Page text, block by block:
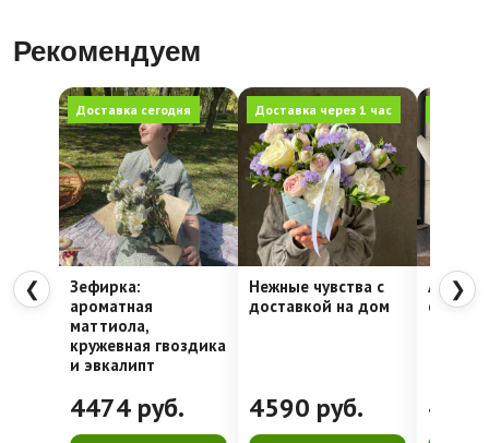
Рекомендуем
❮
Доставка сегодня
Зефирка:
ароматная
маттиола,
кружевная гвоздика
и эвкалипт
4474 руб.
Доставка через 1 час
Нежные чувства с
доставкой на дом
4590 руб.
Алое
❯